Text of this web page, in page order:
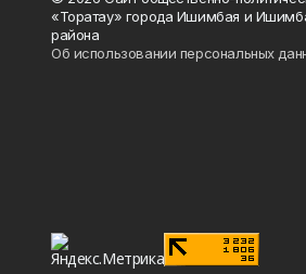
«Торатау» города Ишимбая и
района
Об использовании персональных